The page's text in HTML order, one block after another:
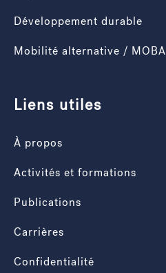
Développement durable
Mobilité alternative / MOBA
Liens utiles
À propos
Activités et formations
Publications
Carrières
Confidentialité